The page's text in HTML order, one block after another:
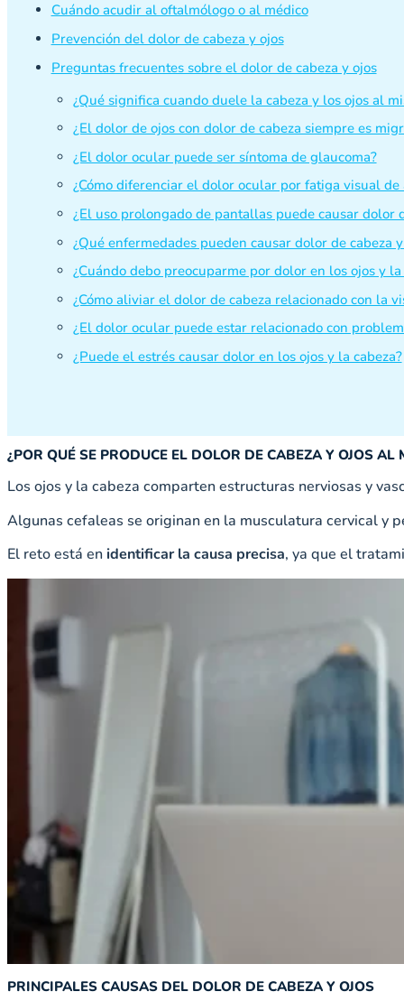
Cuándo acudir al oftalmólogo o al médico
Prevención del dolor de cabeza y ojos
Preguntas frecuentes sobre el dolor de cabeza y ojos
¿Qué significa cuando duele la cabeza y los ojos al
¿El dolor de ojos con dolor de cabeza siempre es
¿El dolor ocular puede ser síntoma de glaucoma?
¿Cómo diferenciar el dolor ocular por fatiga visual de
¿El uso prolongado de pantallas puede causar dolor
¿Qué enfermedades pueden causar dolor de cabeza
¿Cuándo debo preocuparme por dolor en los ojos y la
¿Cómo aliviar el dolor de cabeza relacionado con la
¿El dolor ocular puede estar relacionado con
¿Puede el estrés causar dolor en los ojos y la cabeza?
¿POR QUÉ SE PRODUCE EL DOLOR DE CABEZA Y OJOS AL
Los ojos y la cabeza comparten estructuras nerviosas y
Algunas cefaleas se originan en la musculatura cervical y
El reto está en identificar la causa precisa, ya que el
PRINCIPALES CAUSAS DEL DOLOR DE CABEZA Y OJOS